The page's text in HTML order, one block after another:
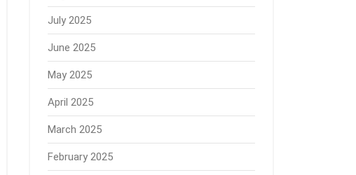
July 2025
June 2025
May 2025
April 2025
March 2025
February 2025